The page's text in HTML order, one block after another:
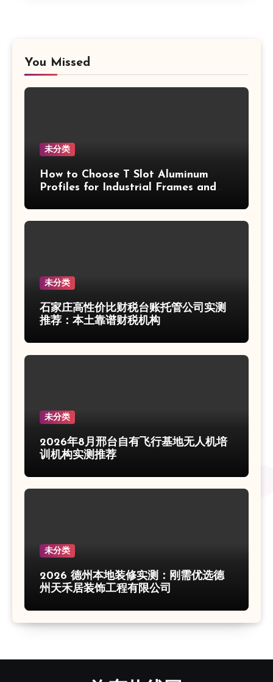
You Missed
未分类
How to Choose T Slot Aluminum
Profiles for Industrial Frames and
未分类
石家庄高性价比财税台账托管公司实测
推荐：本土靠谱财税机构
未分类
2026年8月邢台自有飞行基地无人机培
训机构实测推荐
未分类
2026 德州本地装修实测：刚需优选德
州天禾居装饰工程有限公司